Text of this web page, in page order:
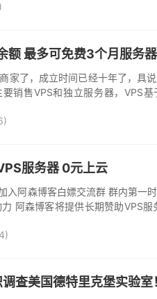
额 最多可免费3个月服务
家了，成立时间已经十年了，具
销售VPS和独立服务器，VPS基
服务器 0元上云
入阿森博客白嫖交流群 群内第一
阿森博客将提供长期赞助VPS服
查美国德特里克堡实验室